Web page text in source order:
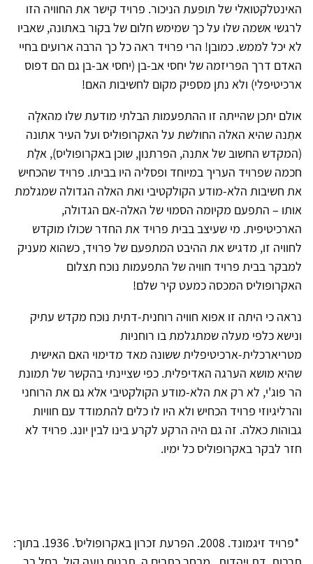
האינטלקטואלי של תופעת הניכור. פרויד קישר את החוויה הזו
לרגשי אשמה שלו על כך שמימש חלום של בקור באתונה, שאביו
לא יכל לממש. כמובן! הרי פרויד ראה כל כך הרבה ארועים בחיי
האדם דרך הפריזמה של יחסי אב-בן (יחסי אב-בן גם הם דפוס
ארכיטיפלי) ולא נתן מספיק מקום לחשיבות האם!
אולם יתכן שהייתה זו ההתפעמות הבלתי מודעת שלו מהאלָה
אתֵנה שהיא האלה החולשת על האקרופוליס ועל העיר אתונה
(המקדש החשוב של אתנה, הפרתנון, שוכן באקרופוליס), אלַת
חכמה שפרויד העריך במיוחד ופסליה היו בביתו. פרויד שהכחיש
את חשיבות הלא-מודע הקולקטיבי ואת האלה הגדולה שמגלמת
אותו – התפעם מקיומה הסמוי של האלה-אם הגדולה,
הארכיטיפית. מי שעיצב בבית פרויד את החדר שכולו מוקדש
לחוויה זו, מדגיש את ההיבט המתפעם של פרויד, כשהוא מעניק
למבקר בבית פרויד חוויה של התפעמות נוכח תצלום
האקרופוליס המכסה כמעט קיר שלם!
נראה כי היתה זו אפוא חוויה רוחנית-דתית נוכח מקדש עתיק
ונישא כלפי מעלה שמתגלמת בו רוחניות
מטריארכלית-ארכיטיפלית ששונה מאד מדימוי האם האישית
שהיא מושא הערגה האדיפלית. כפי שציינתי בהקשר של תמונת
הר פוג'י, לא רק את הלא-מודע הקולקטיבי אלא גם את הרוחני
והרליגיוזי פרויד הכחיש ולא היו לו כלים להתמודד עם חוויות
גבוהות כאלה. זה גם היה הרקע לקרע בינו לבין יונג. פרויד לא
חזר לבקר באקרופוליס כל ימיו.
*פרויד זיגמונד. 2008. הפרעת זכרון באקרופוליס'. 1936. בתוך: